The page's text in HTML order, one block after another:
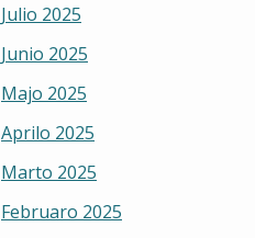
Julio 2025
Junio 2025
Majo 2025
Aprilo 2025
Marto 2025
Februaro 2025